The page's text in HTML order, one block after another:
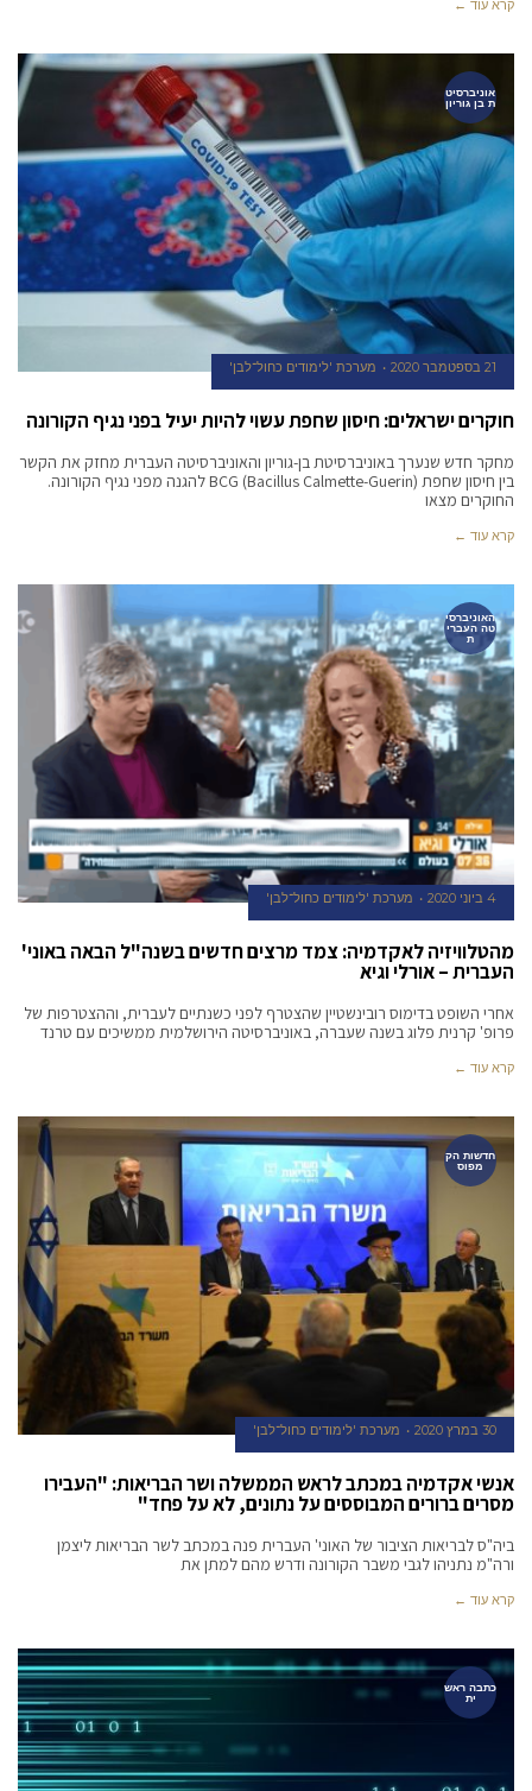
קרא עוד ←
אוניברסיט
ת בן גוריון
21 בספטמבר 2020 מערכת 'לימודים כחול־לבן'
חוקרים ישראלים: חיסון שחפת עשוי להיות יעיל בפני נגיף הקורונה
מחקר חדש שנערך באוניברסיטת בן-גוריון והאוניברסיטה העברית מחזק את הקשר
בין חיסון שחפת (Bacillus Calmette-Guerin) BCG להגנה מפני נגיף הקורונה.
החוקרים מצאו
קרא עוד ←
האוניברסי
טה העברי
ת
4 ביוני 2020 מערכת 'לימודים כחול־לבן'
מהטלוויזיה לאקדמיה: צמד מרצים חדשים בשנה"ל הבאה באוני'
העברית – אורלי וגיא
אחרי השופט בדימוס רובינשטיין שהצטרף לפני כשנתיים לעברית, וההצטרפות של
פרופ' קרנית פלוג בשנה שעברה, באוניברסיטה הירושלמית ממשיכים עם טרנד
קרא עוד ←
חדשות הק
מפוס
30 במרץ 2020 מערכת 'לימודים כחול־לבן'
אנשי אקדמיה במכתב לראש הממשלה ושר הבריאות: "העבירו
מסרים ברורים המבוססים על נתונים, לא על פחד"
ביה"ס לבריאות הציבור של האוני' העברית פנה במכתב לשר הבריאות ליצמן
ורה"מ נתניהו לגבי משבר הקורונה ודרש מהם למתן את
קרא עוד ←
כתבה ראש
ית